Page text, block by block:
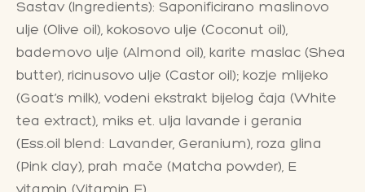
Sastav (Ingredients): Saponificirano maslinovo
ulje (Olive oil), kokosovo ulje (Coconut oil),
bademovo ulje (Almond oil), karite maslac (Shea
butter), ricinusovo ulje (Castor oil); kozje mlijeko
(Goat’s milk), vodeni ekstrakt bijelog čaja (White
tea extract), miks et. ulja lavande i gerania
(Ess.oil blend: Lavander, Geranium), roza glina
(Pink clay), prah mače (Matcha powder), E